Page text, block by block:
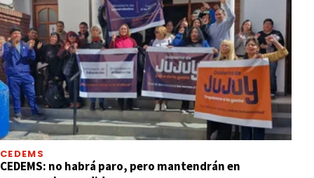
CEDEMS
CEDEMS: no habrá paro, pero mantendrán en